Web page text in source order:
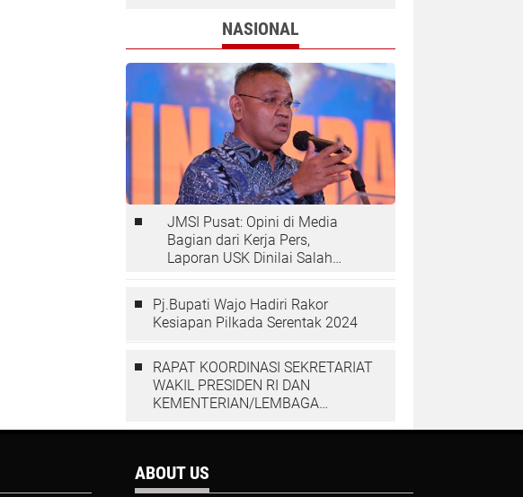
NASIONAL
JMSI Pusat: Opini di Media
Bagian dari Kerja Pers,
Laporan USK Dinilai Salah
Pj.Bupati Wajo Hadiri Rakor
Kesiapan Pilkada Serentak 2024
RAPAT KOORDINASI SEKRETARIAT
WAKIL PRESIDEN RI DAN
KEMENTERIAN/LEMBAGA
TANAH PAPUA
ABOUT US